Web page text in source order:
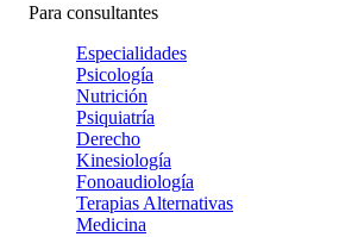
Para consultantes
Especialidades
Psicología
Nutrición
Psiquiatría
Derecho
Kinesiología
Fonoaudiología
Terapias Alternativas
Medicina